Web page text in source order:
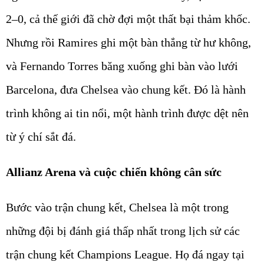
2–0, cả thế giới đã chờ đợi một thất bại thảm khốc.
Nhưng rồi Ramires ghi một bàn thắng từ hư không,
và Fernando Torres băng xuống ghi bàn vào lưới
Barcelona, đưa Chelsea vào chung kết. Đó là hành
trình không ai tin nổi, một hành trình được dệt nên
từ ý chí sắt đá.
Allianz Arena và cuộc chiến không cân sức
Bước vào trận chung kết, Chelsea là một trong
những đội bị đánh giá thấp nhất trong lịch sử các
trận chung kết Champions League. Họ đá ngay tại